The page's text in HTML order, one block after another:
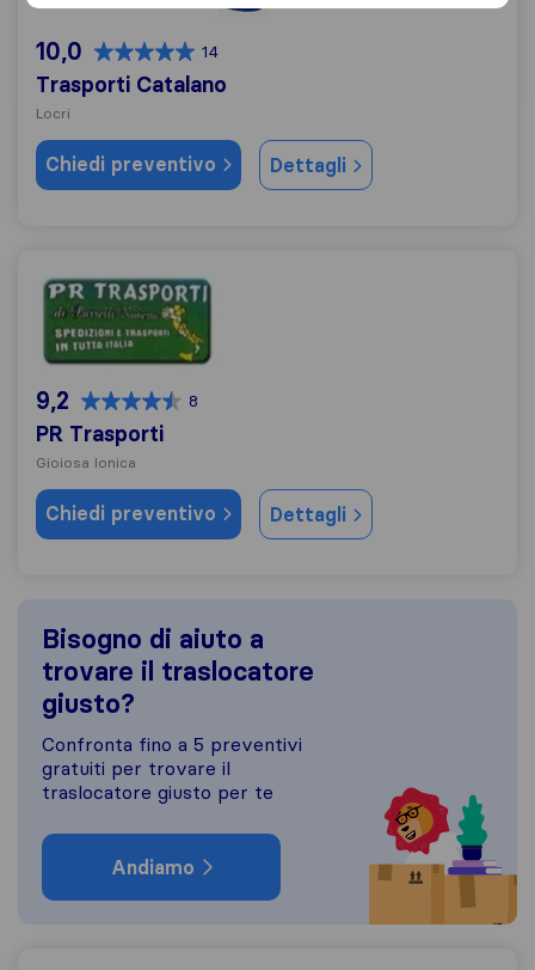
10,0 14
Trasporti Catalano
Locri
Chiedi preventivo Dettagli
PR Trasporti
9,2 8
PR Trasporti
Gioiosa Ionica
Chiedi preventivo Dettagli
Bisogno di aiuto a
trovare il traslocatore
giusto?
Confronta fino a 5 preventivi
gratuiti per trovare il
traslocatore giusto per te
Andiamo